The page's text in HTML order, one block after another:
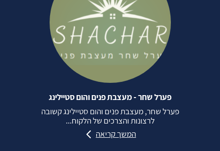
פערל שחר - מעצבת פנים והום סטיילינג
פערל שחר, מעצבת פנים והום סטיילינג קשובה
לרצונות והצרכים של הלקוח...
המשך קריאה